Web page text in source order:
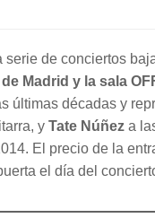
de conciertos
Madrid y la sala
últimas décadas y
y Tate Núñez a
El precio de la
el día del